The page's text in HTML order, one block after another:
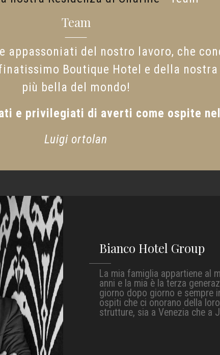
Team
del nostro lavoro, che
Boutique Hotel e della
più bella del mondo!
e privilegiati di averti come ospite
Luigi ortolan
Bianco Hotel Group
La mia famiglia appartiene al
anni e la mia è la terza
giorno dopo giorno e sempre
ospiti che ci onorano della
strutture, sia a Venezia che a